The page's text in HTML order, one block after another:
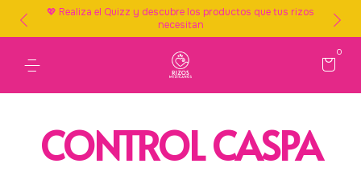
💖 Realiza el Quizz y descubre los productos que tus rizos
necesitan
0
CONTROL CASPA